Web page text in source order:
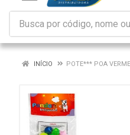
INÍCIO POTE*** POA